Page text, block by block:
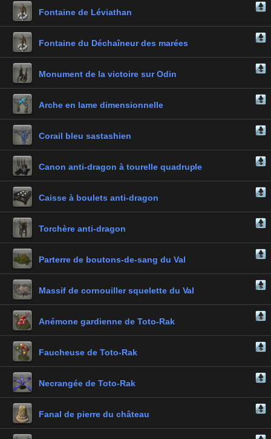
Fontaine de Léviathan
Fontaine du Déchaîneur des marées
Monument de la victoire sur Odin
Arche en lame dimensionnelle
Corail bleu sastashien
Canon anti-dragon à tourelle quadruple
Caisse à boulets anti-dragon
Torchère anti-dragon
Parterre de boutons-de-sang du Val
Massif de cornouiller squelette du Val
Anémone gardienne de Toto-Rak
Faucheuse de Toto-Rak
Necrangée de Toto-Rak
Fanal de pierre du château